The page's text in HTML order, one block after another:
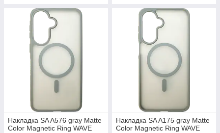
Накладка SA A576 gray Matte
Color Magnetic Ring WAVE
Накладка SA A175 gray Matte
Color Magnetic Ring WAVE